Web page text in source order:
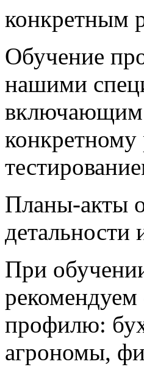
конкретным
Обучение
нашими
включающим
конкретному
Планы-акты
детальности
При
профилю:
агрономы,